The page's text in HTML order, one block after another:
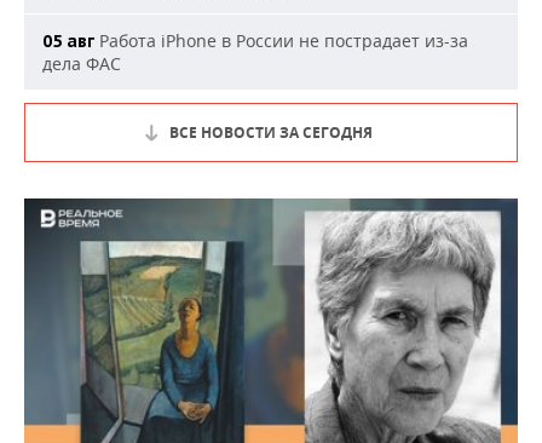
05 авг Работа iPhone в России не пострадает из-за
дела ФАС
ВСЕ НОВОСТИ ЗА СЕГОДНЯ